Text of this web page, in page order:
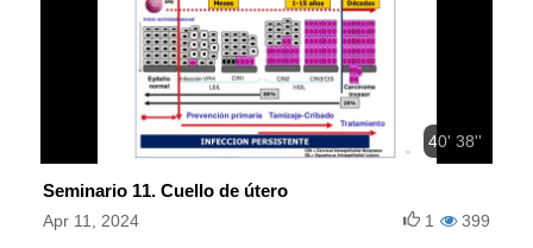
40' 38''
Seminario 11. Cuello de útero
Apr 11, 2024 399
1